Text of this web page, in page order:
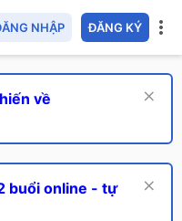
NHẬP ĐĂNG KÝ
về
buổi online - tự